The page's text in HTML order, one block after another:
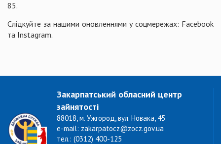
85.
Слідкуйте за нашими оновленнями у соцмережах: Facebook
та Instagram.
Закарпатський обласний центр
зайнятості
88018, м. Ужгород, вул. Новака, 45
e-mail: zakarpatocz@zocz.gov.ua
тел.: (0312) 400-125